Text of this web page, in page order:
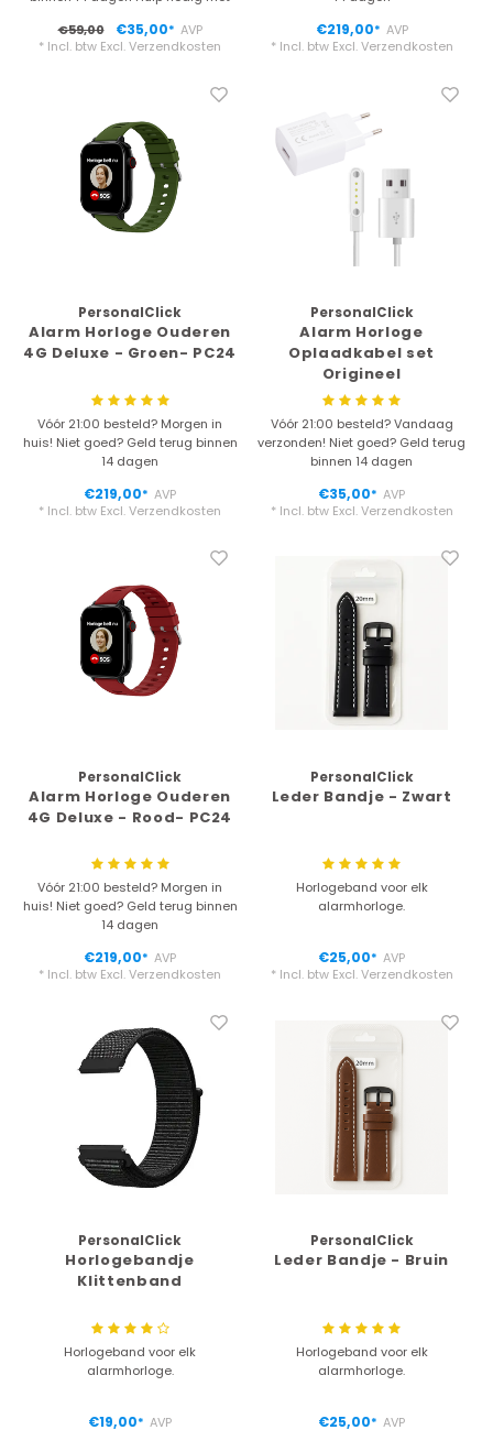
232611
€59,00 €35,00* AVP
* Incl. btw Excl.Verzendkosten
€219,00* AVP
* Incl. btw Excl.Verzendkosten
PersonalClick
Alarm Horloge Ouderen
4G Deluxe - Groen- PC24
Vóór 21:00 besteld? Morgen in
huis! Niet goed? Geld terug binnen
14 dagen
€219,00* AVP
* Incl. btw Excl.Verzendkosten
PersonalClick
Alarm Horloge
Oplaadkabel set
Origineel
Vóór 21:00 besteld? Vandaag
verzonden! Niet goed? Geld terug
binnen 14 dagen
€35,00* AVP
* Incl. btw Excl.Verzendkosten
PersonalClick
Alarm Horloge Ouderen
4G Deluxe - Rood- PC24
Vóór 21:00 besteld? Morgen in
huis! Niet goed? Geld terug binnen
14 dagen
€219,00* AVP
* Incl. btw Excl.Verzendkosten
PersonalClick
Leder Bandje - Zwart
Horlogeband voor elk
alarmhorloge.
€25,00* AVP
* Incl. btw Excl.Verzendkosten
PersonalClick
Horlogebandje
Klittenband
Horlogeband voor elk
alarmhorloge.
€19,00* AVP
PersonalClick
Leder Bandje - Bruin
Horlogeband voor elk
alarmhorloge.
€25,00* AVP